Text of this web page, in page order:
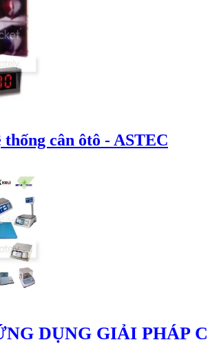
thống cân ôtô - ASTEC
DỤNG GIẢI PHÁP